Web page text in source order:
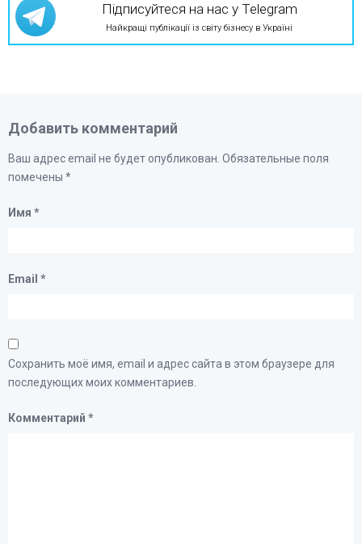
Підписуйтеся на нас у Telegram
Найкращі публікації із світу бізнесу в Україні
Добавить комментарий
Ваш адрес email не будет опубликован. Обязательные поля
помечены *
Имя *
Email *
Сохранить моё имя, email и адрес сайта в этом браузере для
последующих моих комментариев.
Комментарий *